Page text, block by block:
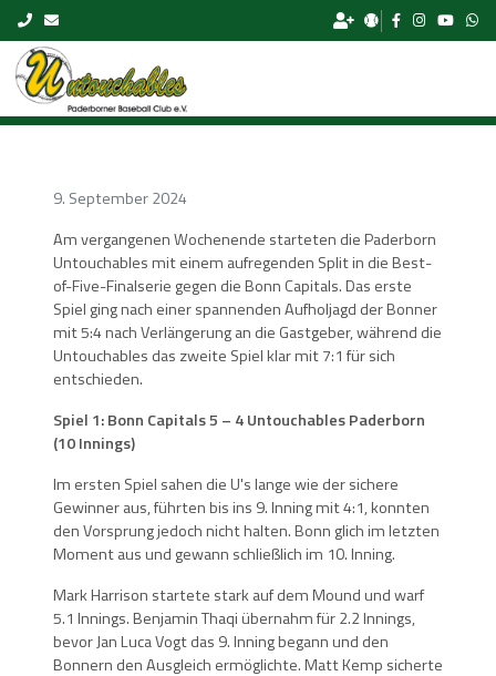
Skip to content
9. September 2024
Am vergangenen Wochenende starteten die Paderborn
Untouchables mit einem aufregenden Split in die Best-
of-Five-Finalserie gegen die Bonn Capitals. Das erste
Spiel ging nach einer spannenden Aufholjagd der Bonner
mit 5:4 nach Verlängerung an die Gastgeber, während die
Untouchables das zweite Spiel klar mit 7:1 für sich
entschieden.
Spiel 1: Bonn Capitals 5 – 4 Untouchables Paderborn
(10 Innings)
Im ersten Spiel sahen die U's lange wie der sichere
Gewinner aus, führten bis ins 9. Inning mit 4:1, konnten
den Vorsprung jedoch nicht halten. Bonn glich im letzten
Moment aus und gewann schließlich im 10. Inning.
Mark Harrison startete stark auf dem Mound und warf
5.1 Innings. Benjamin Thaqi übernahm für 2.2 Innings,
bevor Jan Luca Vogt das 9. Inning begann und den
Bonnern den Ausgleich ermöglichte. Matt Kemp sicherte